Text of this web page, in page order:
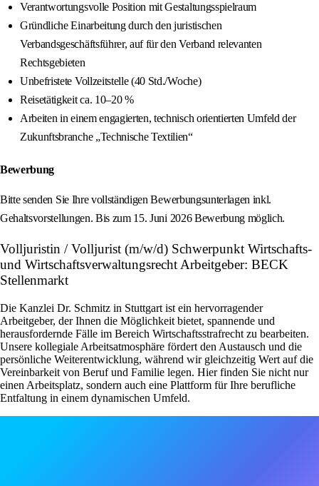
Verantwortungsvolle Position mit Gestaltungsspielraum
Gründliche Einarbeitung durch den juristischen
Verbandsgeschäftsführer, auf für den Verband relevanten
Rechtsgebieten
Unbefristete Vollzeitstelle (40 Std./Woche)
Reisetätigkeit ca. 10–20 %
Arbeiten in einem engagierten, technisch orientierten Umfeld der
Zukunftsbranche „Technische Textilien“
Bewerbung
Bitte senden Sie Ihre vollständigen Bewerbungsunterlagen inkl.
Gehaltsvorstellungen. Bis zum 15. Juni 2026 Bewerbung möglich.
Volljuristin / Volljurist (m/w/d) Schwerpunkt Wirtschafts-
und Wirtschaftsverwaltungsrecht Arbeitgeber: BECK
Stellenmarkt
Die Kanzlei Dr. Schmitz in Stuttgart ist ein hervorragender
Arbeitgeber, der Ihnen die Möglichkeit bietet, spannende und
herausfordernde Fälle im Bereich Wirtschaftsstrafrecht zu bearbeiten.
Unsere kollegiale Arbeitsatmosphäre fördert den Austausch und die
persönliche Weiterentwicklung, während wir gleichzeitig Wert auf die
Vereinbarkeit von Beruf und Familie legen. Hier finden Sie nicht nur
einen Arbeitsplatz, sondern auch eine Plattform für Ihre berufliche
Entfaltung in einem dynamischen Umfeld.